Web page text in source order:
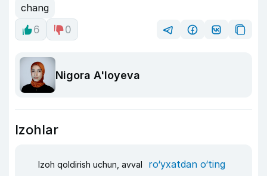
chang
6
0
Nigora A'loyeva
Izohlar
Izoh qoldirish uchun, avval ro‘yxatdan o‘ting